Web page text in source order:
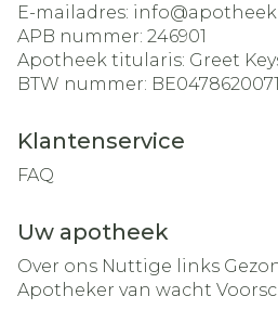
E-mailadres: info@
APB nummer: 246901
Apotheek titularis: Greet
BTW nummer: BE0478620071
Klantenservice
FAQ
Uw apotheek
Over ons Nuttige links
Apotheker van wacht